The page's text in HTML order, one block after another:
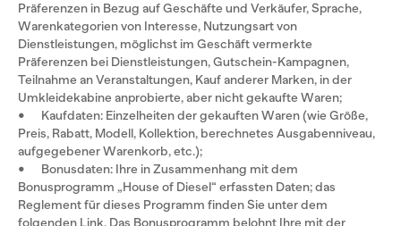
Präferenzen in Bezug auf Geschäfte und Verkäufer, Sprache,
Warenkategorien von Interesse, Nutzungsart von
Dienstleistungen, möglichst im Geschäft vermerkte
Präferenzen bei Dienstleistungen, Gutschein-Kampagnen,
Teilnahme an Veranstaltungen, Kauf anderer Marken, in der
Umkleidekabine anprobierte, aber nicht gekaufte Waren;
• Kaufdaten: Einzelheiten der gekauften Waren (wie Größe,
Preis, Rabatt, Modell, Kollektion, berechnetes Ausgabenniveau,
aufgegebener Warenkorb, etc.);
• Bonusdaten: Ihre in Zusammenhang mit dem
Bonusprogramm „House of Diesel“ erfassten Daten; das
Reglement für dieses Programm finden Sie unter dem
folgenden Link. Das Bonusprogramm belohnt Ihre mit der